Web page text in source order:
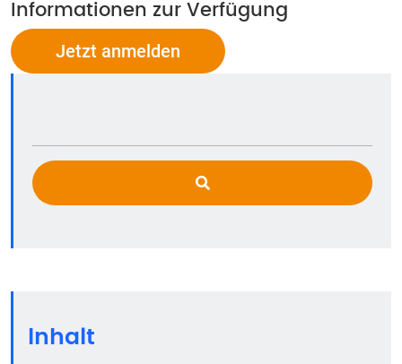
Informationen zur Verfügung
Jetzt anmelden
Inhalt